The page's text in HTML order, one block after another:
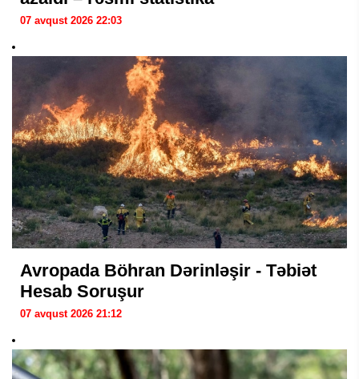
07 avqust 2026 22:03
Avropada Böhran Dərinləşir - Təbiət
Hesab Soruşur
07 avqust 2026 21:12